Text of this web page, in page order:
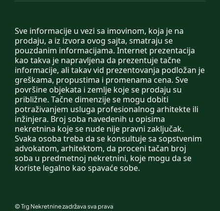
Sve informacije u vezi sa imovinom, koja je na
prodaju, a iz izvora ovog sajta, smatraju se
pouzdanim informacijama. Internet prezentacija
kao takva je napravljena da prezentuje tačne
informacije, ali takav vid prezentovanja podložan je
greškama, propustima i promenama cena. Sve
površine objekata i zemlje koje se prodaju su
približne. Tačne dimenzije se mogu dobiti
potraživanjem usluga profesionalnog arhitekte ili
inžinjera. Broj soba navedenih u opisima
nekretnina koje se nude nije pravni zaključak.
Svaka osoba treba da se konsultuje sa sopstvenim
advokatom, arhitektom, da proceni tačan broj
soba u predmetnoj nekretnini, koje mogu da se
koriste legalno kao spavaće sobe.
© Trg Nekretninezadržava sva prava